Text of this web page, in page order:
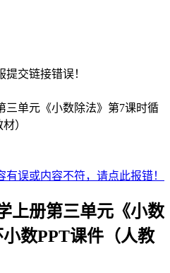
交链接错误！
误或内容不符，请点此报错！
上册第三单元《小数
数PPT课件（人教